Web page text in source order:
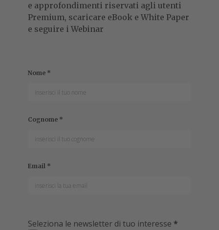
e approfondimenti riservati agli utenti
Premium, scaricare eBook e White Paper
e seguire i Webinar
Nome *
Cognome *
Email *
Seleziona le newsletter di tuo interesse *